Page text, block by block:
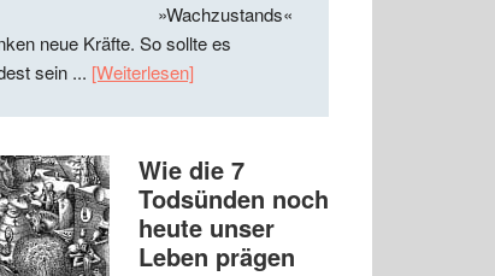
»Wachzustands«
neue Kräfte. So sollte es
sein ... [Weiterlesen]
Wie die 7
Todsünden noch
heute unser
Leben prägen